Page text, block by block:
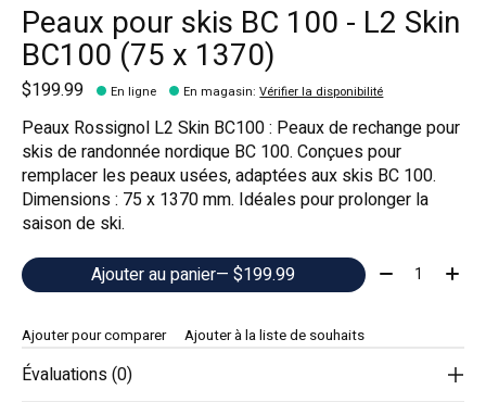
Peaux pour skis BC 100 - L2 Skin
BC100 (75 x 1370)
$199.99 En ligne En magasin:Vérifier la disponibilité
Peaux Rossignol L2 Skin BC100 : Peaux de rechange pour
skis de randonnée nordique BC 100. Conçues pour
remplacer les peaux usées, adaptées aux skis BC 100.
Dimensions : 75 x 1370 mm. Idéales pour prolonger la
saison de ski.
Ajouter au panier
— $199.99 Quantité:
Ajouter pour comparer Ajouter à la liste de souhaits
Évaluations (0)